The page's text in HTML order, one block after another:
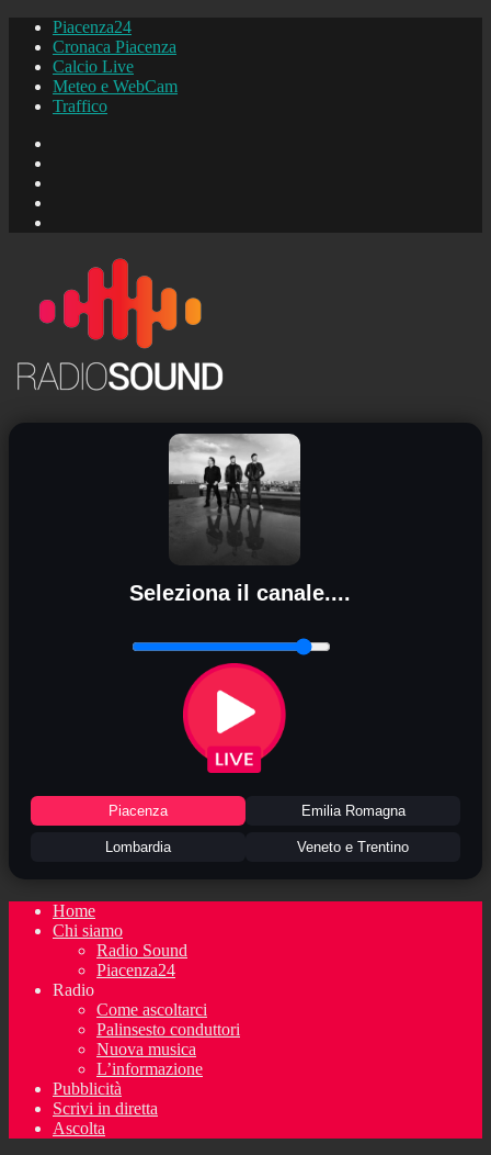
Piacenza24
Cronaca Piacenza
Calcio Live
Meteo e WebCam
Traffico
Seleziona il canale....
Piacenza Emilia Romagna
Lombardia Veneto e Trentino
Home
Chi siamo
Radio Sound
Piacenza24
Radio
Come ascoltarci
Palinsesto conduttori
Nuova musica
L’informazione
Pubblicità
Scrivi in diretta
Ascolta